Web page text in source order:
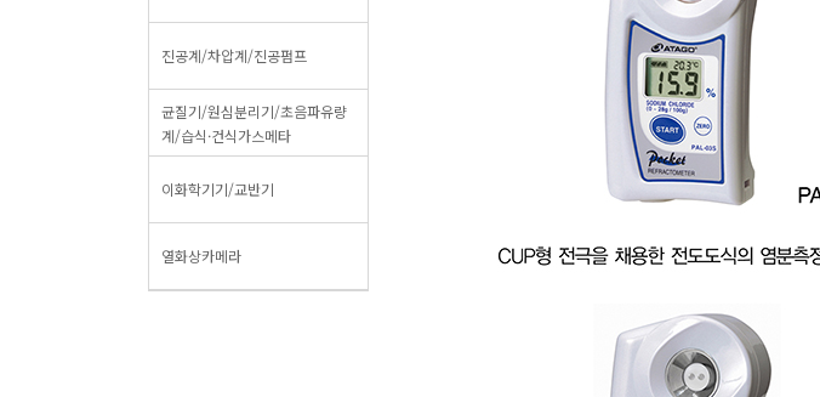
진공계/차압계/진공펌프
균질기/원심분리기/초음파유량
계/습식·건식가스메타
이화학기기/교반기
열화상카메라